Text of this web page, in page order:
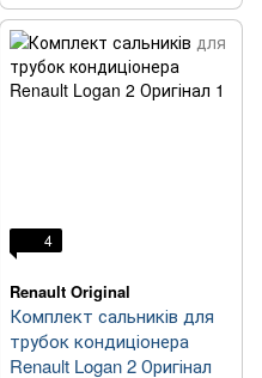
4
Renault Original
Комплект сальників для
трубок кондиціонера
Renault Logan 2 Оригінал